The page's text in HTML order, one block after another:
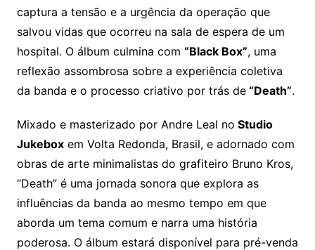
captura a tensão e a urgência da operação que
salvou vidas que ocorreu na sala de espera de um
hospital. O álbum culmina com “Black Box”, uma
reflexão assombrosa sobre a experiência coletiva
da banda e o processo criativo por trás de“Death”.
Mixado e masterizado por Andre Leal no Studio
Jukeboxem Volta Redonda, Brasil, e adornado com
obras de arte minimalistas do grafiteiro Bruno Kros,
“Death” é uma jornada sonora que explora as
influências da banda ao mesmo tempo em que
aborda um tema comum e narra uma história
poderosa. O álbum estará disponível para pré-venda